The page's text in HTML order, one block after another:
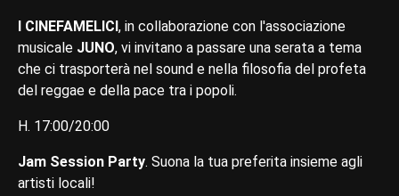
I CINEFAMELICI, in collaborazione con l'associazione
musicale JUNO, vi invitano a passare una serata a tema
che ci trasporterà nel sound e nella filosofia del profeta
del reggae e della pace tra i popoli.
H. 17:00/20:00
Jam Session Party. Suona la tua preferita insieme agli
artisti locali!